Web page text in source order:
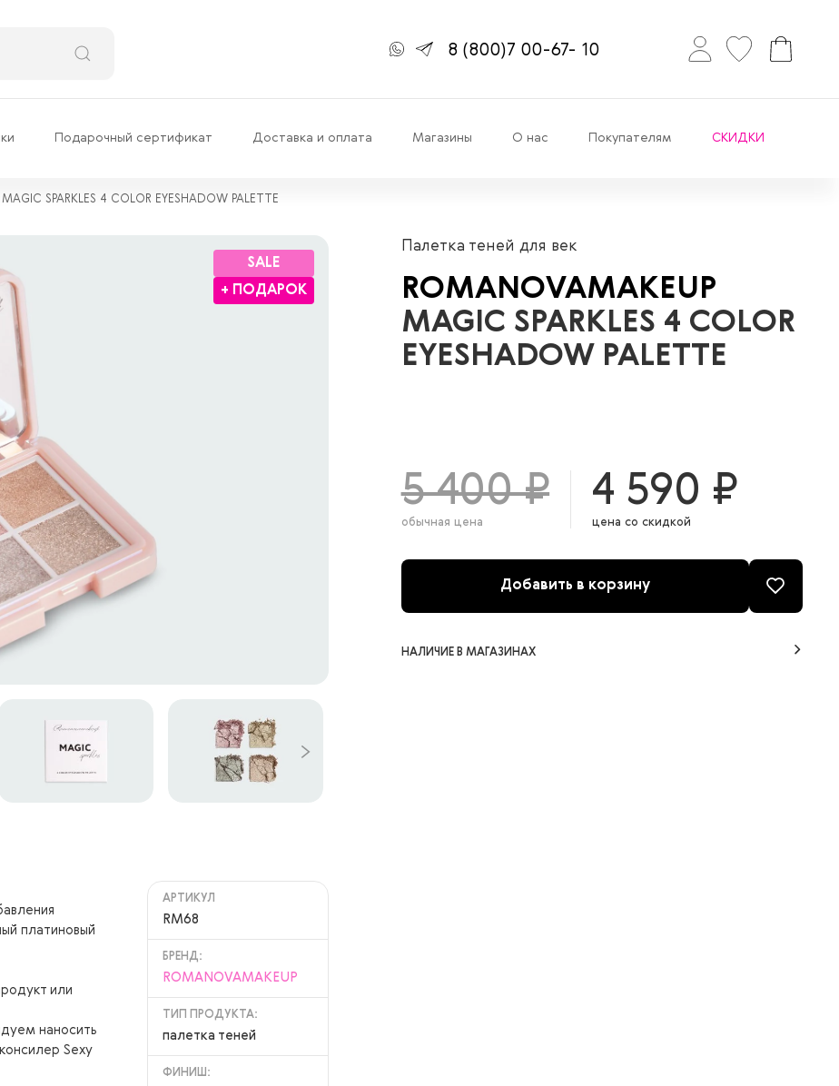
8(800)7 00-67- 10
Подарочный сертификат Доставка и оплата Магазины О нас Покупателям СКИДКИ
MAGIC SPARKLES 4 COLOR EYESHADOW PALETTE
SALE
+ ПОДАРОК
Палетка теней для век
ROMANOVAMAKEUP
MAGIC SPARKLES 4 COLOR
EYESHADOW PALETTE
5 400 ₽
обычная цена
4 590 ₽
цена со скидкой
Добавить в корзину
НАЛИЧИЕ В МАГАЗИНАХ
платиновый
или
наносить
Sexy
АРТИКУЛ
RM68
БРЕНД:
ROMANOVAMAKEUP
ТИП ПРОДУКТА:
палетка теней
ФИНИШ: